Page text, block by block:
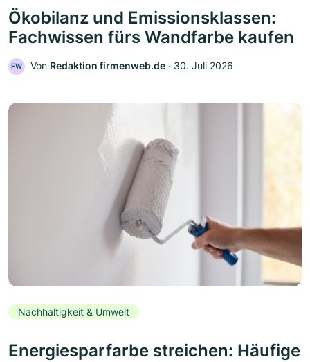
Ökobilanz und Emissionsklassen:
Fachwissen fürs Wandfarbe kaufen
FW Von Redaktion firmenweb.de ‧ 30. Juli 2026
Nachhaltigkeit & Umwelt
Energiesparfarbe streichen: Häufige